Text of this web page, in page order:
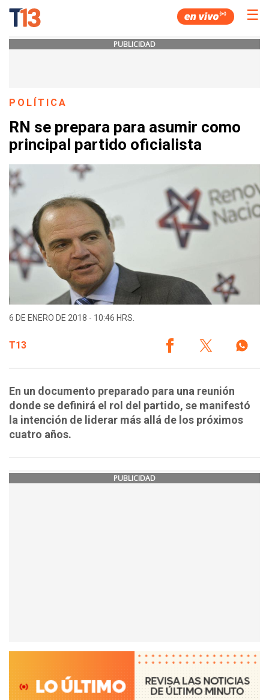
☰
PUBLICIDAD
POLÍTICA
RN se prepara para asumir como
principal partido oficialista
6 DE ENERO DE 2018 - 10:46 HRS.
T13
En un documento preparado para una reunión
donde se definirá el rol del partido, se manifestó
la intención de liderar más allá de los próximos
cuatro años.
PUBLICIDAD